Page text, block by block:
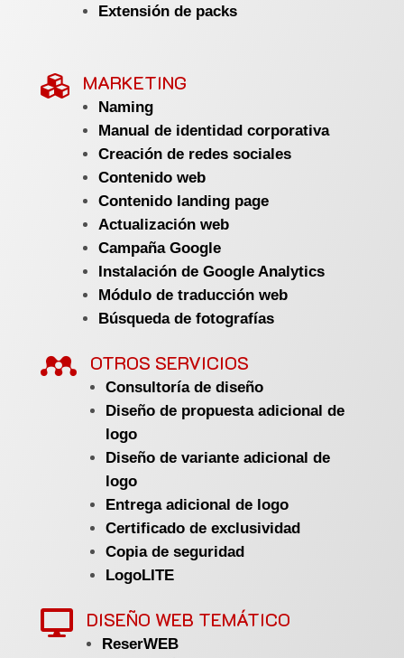
Extensión de packs
 MARKETING
Naming
Manual de identidad corporativa
Creación de redes sociales
Contenido web
Contenido landing page
Actualización web
Campaña Google
Instalación de Google Analytics
Módulo de traducción web
Búsqueda de fotografías
 OTROS SERVICIOS
Consultoría de diseño
Diseño de propuesta adicional de
logo
Diseño de variante adicional de
logo
Entrega adicional de logo
Certificado de exclusividad
Copia de seguridad
LogoLITE
 DISEÑO WEB TEMÁTICO
ReserWEB